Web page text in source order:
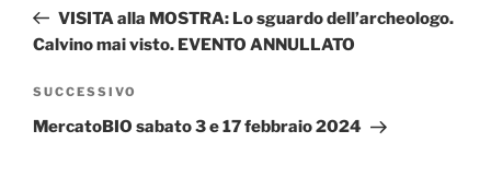
precedente:
VISITA alla MOSTRA: Lo sguardo dell’archeologo.
Calvino mai visto. EVENTO ANNULLATO
Articolo
successivo
SUCCESSIVO
MercatoBIO sabato 3 e 17 febbraio 2024